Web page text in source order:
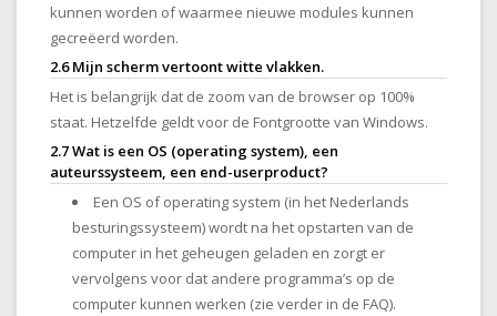
kunnen worden of waarmee nieuwe modules kunnen
gecreëerd worden.
2.6 Mijn scherm vertoont witte vlakken.
Het is belangrijk dat de zoom van de browser op 100%
staat. Hetzelfde geldt voor de Fontgrootte van Windows.
2.7 Wat is een OS (operating system), een
auteurssysteem, een end-userproduct?
Een OS of operating system (in het Nederlands
besturingssysteem) wordt na het opstarten van de
computer in het geheugen geladen en zorgt er
vervolgens voor dat andere programma’s op de
computer kunnen werken (zie verder in de FAQ).